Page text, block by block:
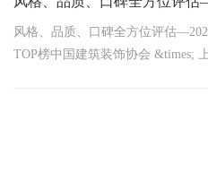
风格、品质、口碑全方位评估
TOP榜中国建筑装饰协会 &times;